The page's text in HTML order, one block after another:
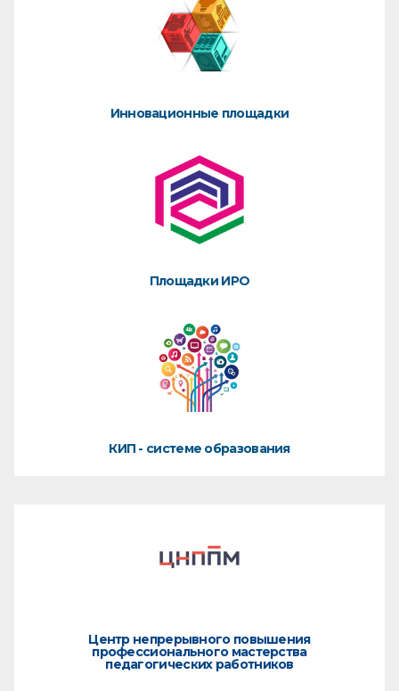
Инновационные площадки
Площадки ИРО
КИП - системе образования
Центр непрерывного повышения
профессионального мастерства
педагогических работников